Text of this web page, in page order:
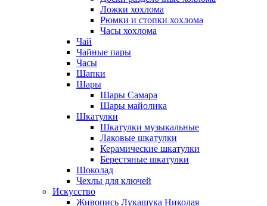
Ложки хохлома
Рюмки и стопки хохлома
Часы хохлома
Чай
Чайные пары
Часы
Шапки
Шары
Шары Самара
Шары майолика
Шкатулки
Шкатулки музыкальные
Лаковые шкатулки
Керамические шкатулки
Берестяные шкатулки
Шоколад
Чехлы для ключей
Искусство
Живопись Лукашука Николая